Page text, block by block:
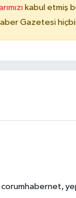
kabul etmiş
Gazetesi
corumhabernet,